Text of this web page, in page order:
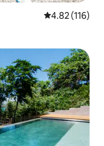
レビュー116
4.82 (116)